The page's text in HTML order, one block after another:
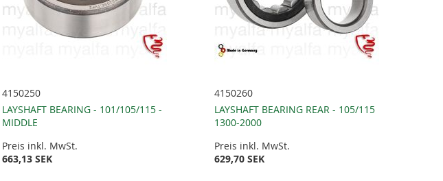
4150250
LAYSHAFT BEARING - 101/105/115 -
MIDDLE
Preis inkl. MwSt.
663,13 SEK
4150260
LAYSHAFT BEARING REAR - 105/115
1300-2000
Preis inkl. MwSt.
629,70 SEK